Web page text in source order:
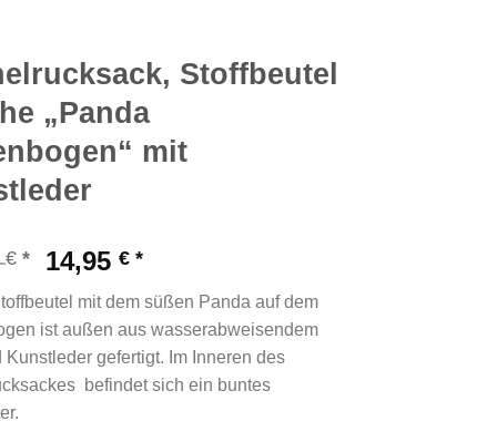
Stoffbeutel
„Panda
mit
€
Ursprünglicher
war:
28,50 €
14,95€ Aktueller
ist:
14,95 €.
mit dem süßen Panda auf dem
ist außen aus wasserabweisendem
Kunstleder gefertigt. Im Inneren des
befindet sich ein buntes